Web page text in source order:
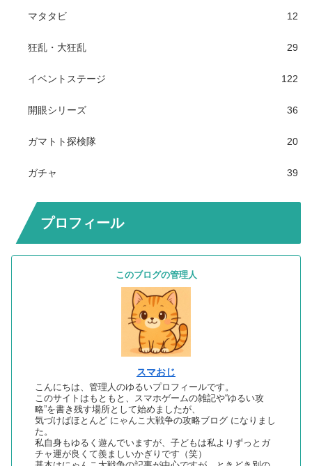
マタタビ 12
狂乱・大狂乱 29
イベントステージ 122
開眼シリーズ 36
ガマトト探検隊 20
ガチャ 39
プロフィール
このブログの管理人
スマおじ
こんにちは、管理人のゆるいプロフィールです。
このサイトはもともと、スマホゲームの雑記や“ゆるい攻
略”を書き残す場所として始めましたが、
気づけばほとんど にゃんこ大戦争の攻略ブログ になりまし
た。
私自身もゆるく遊んでいますが、子どもは私よりずっとガ
チャ運が良くて羨ましいかぎりです（笑）